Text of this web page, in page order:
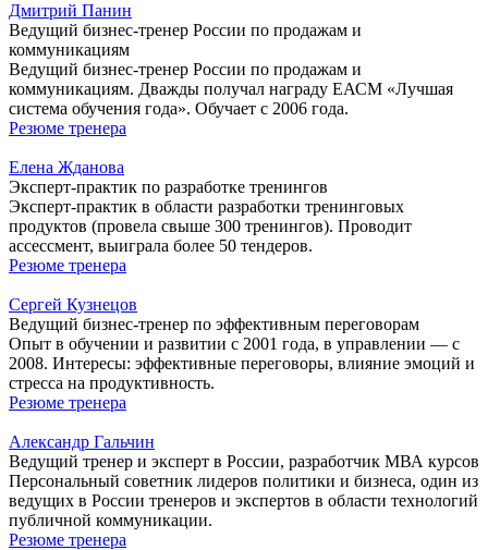
Дмитрий Панин
Ведущий бизнес-тренер России по продажам и
коммуникациям
Ведущий бизнес-тренер России по продажам и
коммуникациям. Дважды получал награду ЕАСМ «Лучшая
система обучения года». Обучает с 2006 года.
Резюме тренера
Елена Жданова
Эксперт-практик по разработке тренингов
Эксперт-практик в области разработки тренинговых
продуктов (провела свыше 300 тренингов). Проводит
ассессмент, выиграла более 50 тендеров.
Резюме тренера
Сергей Кузнецов
Ведущий бизнес-тренер по эффективным переговорам
Опыт в обучении и развитии с 2001 года, в управлении — с
2008. Интересы: эффективные переговоры, влияние эмоций и
стресса на продуктивность.
Резюме тренера
Александр Гальчин
Ведущий тренер и эксперт в России, разработчик МВА курсов
Персональный советник лидеров политики и бизнеса, один из
ведущих в России тренеров и экспертов в области технологий
публичной коммуникации.
Резюме тренера